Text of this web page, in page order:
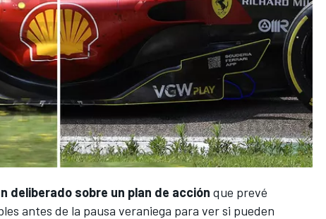
deliberado sobre un plan de acción que prevé
antes de la pausa veraniega para ver si pueden